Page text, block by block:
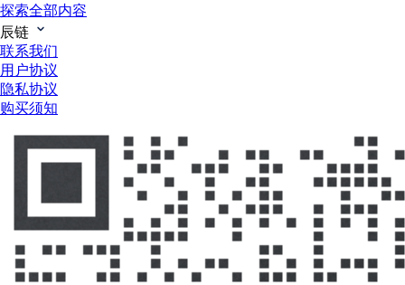
探索全部内容
辰链
联系我们
用户协议
隐私协议
购买须知